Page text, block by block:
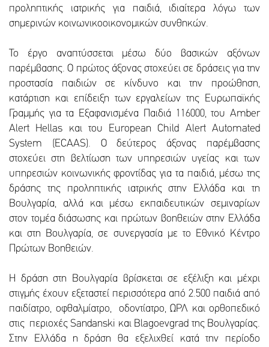
προληπτικής ιατρικής για παιδιά, ιδιαίτερα λόγω των
σημερινών κοινωνικοοικονομικών συνθηκών.
Το έργο αναπτύσσεται μέσω δύο βασικών αξόνων
παρέμβασης. Ο πρώτος άξονας στοχεύει σε δράσεις για την
προστασία παιδιών σε κίνδυνο και την προώθηση,
κατάρτιση και επίδειξη των εργαλείων της Ευρωπαϊκής
Γραμμής για τα Εξαφανισμένα Παιδιά 116000, του Amber
Alert Hellas και του European Child Alert Automated
System (ECAAS). Ο δεύτερος άξονας παρέμβασης
στοχεύει στη βελτίωση των υπηρεσιών υγείας και των
υπηρεσιών κοινωνικής φροντίδας για τα παιδιά, μέσω της
δράσης της προληπτικής ιατρικής στην Ελλάδα και τη
Βουλγαρία, αλλά και μέσω εκπαιδευτικών σεμιναρίων
στον τομέα διάσωσης και πρώτων βοηθειών στην Ελλάδα
και στη Βουλγαρία, σε συνεργασία με το Εθνικό Κέντρο
Πρώτων Βοηθειών.
Η δράση στη Βουλγαρία βρίσκεται σε εξέλιξη και μέχρι
στιγμής έχουν εξεταστεί περισσότερα από 2.500 παιδιά από
παιδίατρο, οφθαλμίατρο, οδοντίατρο, ΩΡΛ και ορθοπεδικό
στις περιοχές Sandanski και Blagoevgrad της Βουλγαρίας.
Στην Ελλάδα η δράση θα εξελιχθεί κατά την περίοδο